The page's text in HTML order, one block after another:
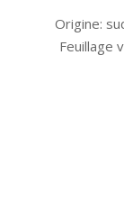
Origine:
Feuillage